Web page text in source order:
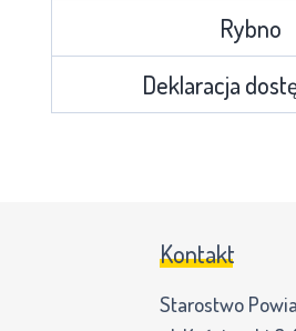
Rybno
Deklaracja
Kontakt
Starostwo